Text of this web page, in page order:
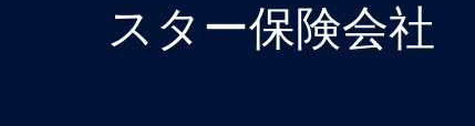
スター保険会社